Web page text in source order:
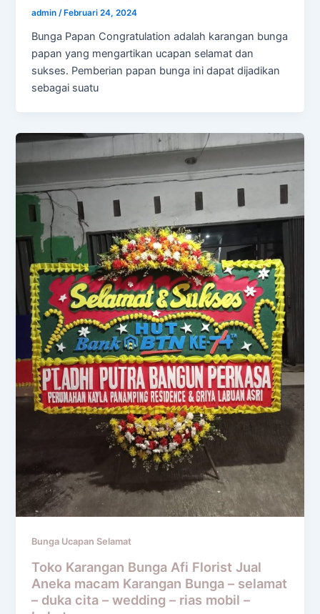
admin/ Februari 24, 2024
Bunga Papan Congratulation adalah karangan bunga
papan yang mengartikan ucapan selamat dan
sukses. Pemberian papan bunga ini dapat dijadikan
sebagai suatu
Bunga Ucapan Selamat
Toko Karangan Bunga Afi Florist Jual
Aneka macam Karangan Bunga – selamat
– duka cita – wedding – rias mobil –